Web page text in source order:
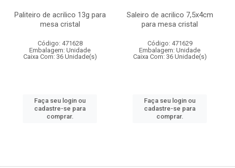
Paliteiro de acrilico 13g para
mesa cristal
Código: 471628
Embalagem: Unidade
Caixa Com: 36 Unidade(s)
Faça seu login ou
cadastre-se para
comprar.
Saleiro de acrilico 7,5x4cm
para mesa cristal
Código: 471629
Embalagem: Unidade
Caixa Com: 36 Unidade(s)
Faça seu login ou
cadastre-se para
comprar.